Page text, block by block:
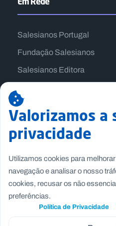
Salesianos Portugal
Fundação Salesianos
Salesianos Editora
Missão Dom Bosco
Jogos Nacionais
Valorizamos a
privacidade
Utilizamos cookies para
navegação e analisar o nosso
cookies, recusar os não
preferências.
Política de Privacidade